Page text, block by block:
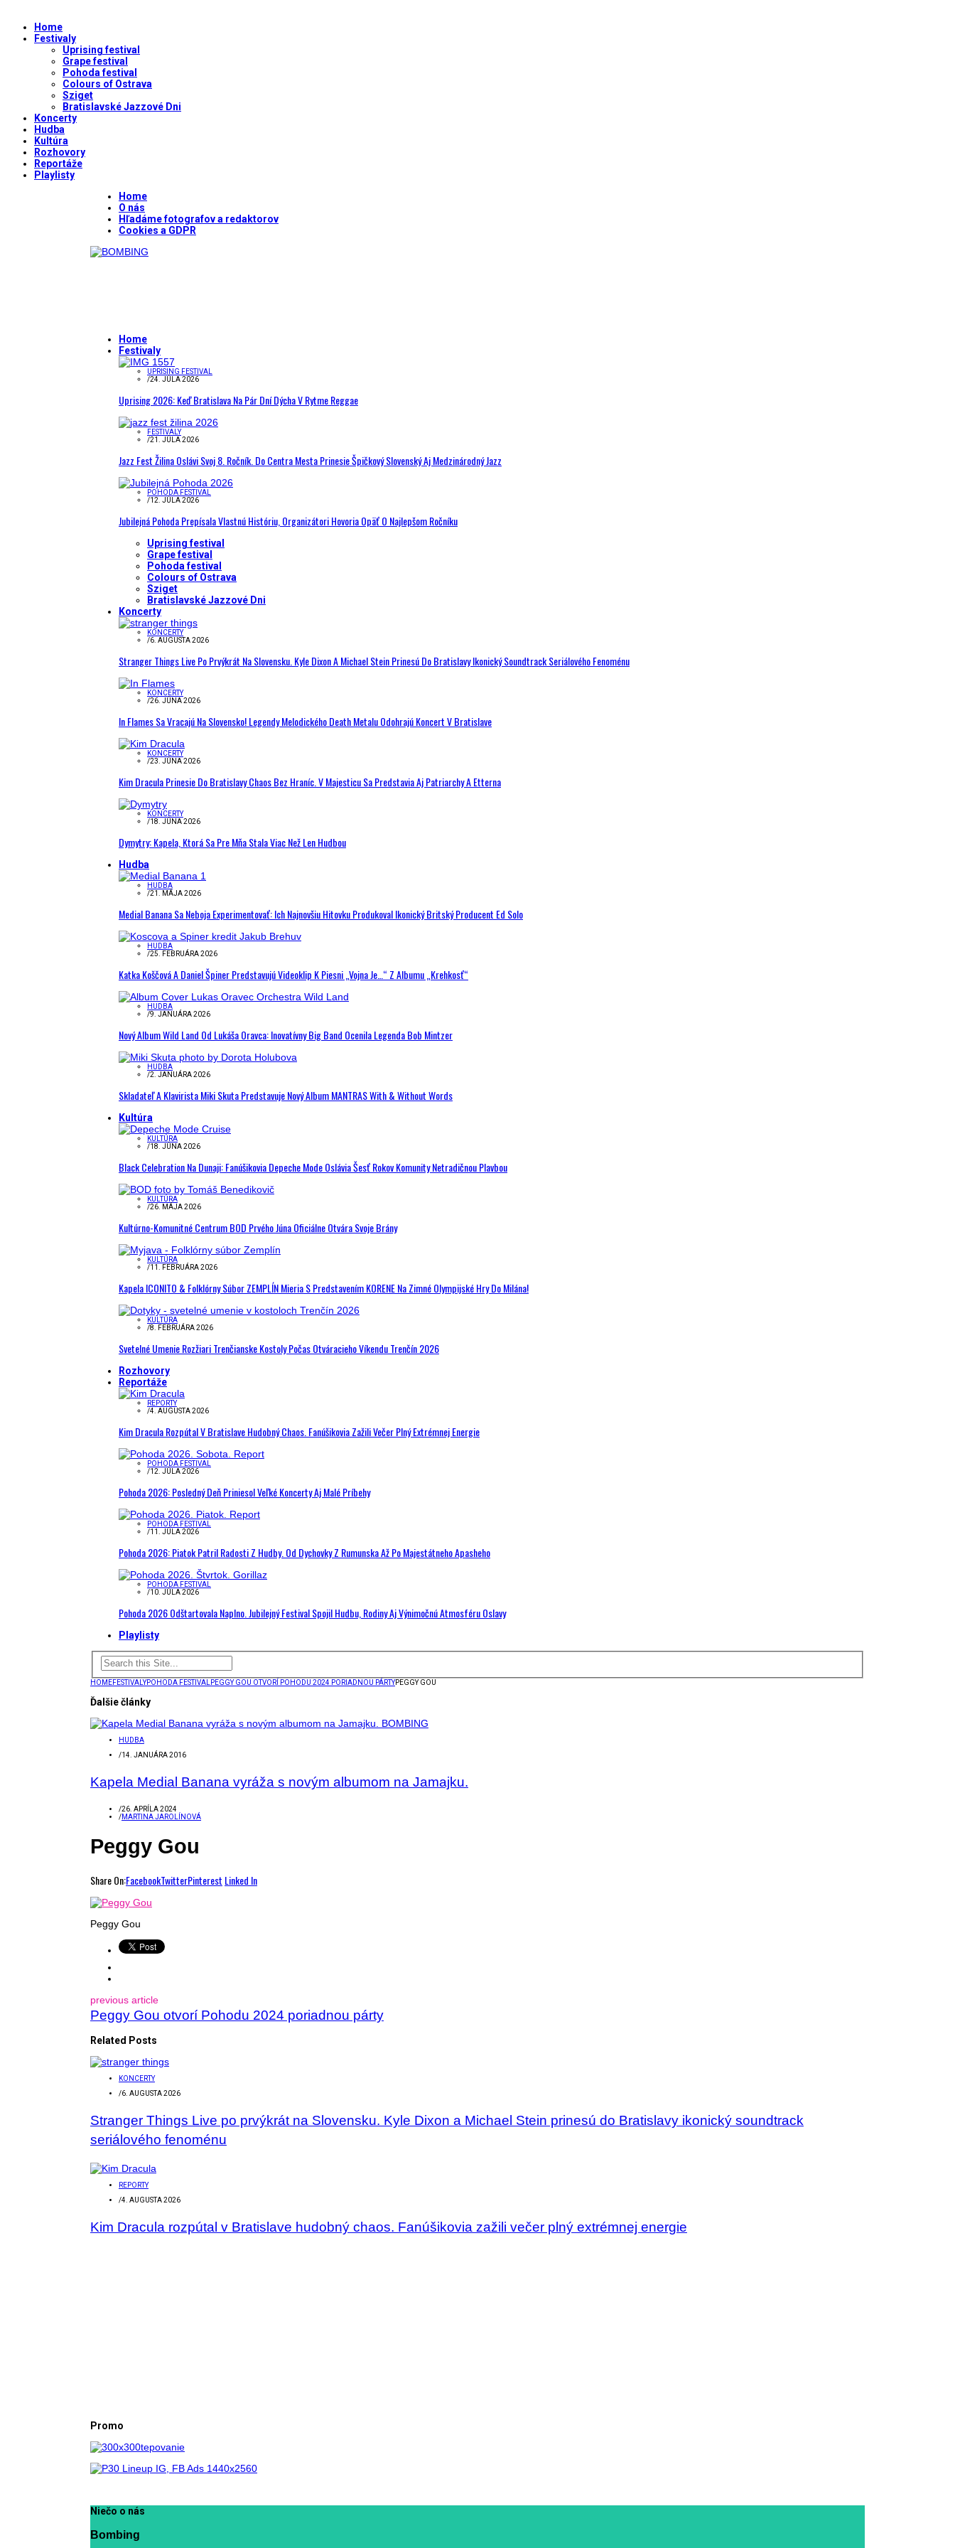
Home
Festivaly
Uprising festival
Grape festival
Pohoda festival
Colours of Ostrava
Sziget
Bratislavské Jazzové Dni
Koncerty
Hudba
Kultúra
Rozhovory
Reportáže
Playlisty
Home
O nás
Hľadáme fotografov a redaktorov
Cookies a GDPR
Home
Festivaly
UPRISING FESTIVAL
/24. JÚLA 2026
Uprising 2026: Keď Bratislava Na Pár Dní Dýcha V Rytme Reggae
FESTIVALY
/21. JÚLA 2026
Jazz Fest Žilina Oslávi Svoj 8. Ročník. Do Centra Mesta Prinesie Špičkový Slovenský Aj Medzinárodný Jazz
POHODA FESTIVAL
/12. JÚLA 2026
Jubilejná Pohoda Prepísala Vlastnú Históriu, Organizátori Hovoria Opäť O Najlepšom Ročníku
Uprising festival
Grape festival
Pohoda festival
Colours of Ostrava
Sziget
Bratislavské Jazzové Dni
Koncerty
KONCERTY
/6. AUGUSTA 2026
Stranger Things Live Po Prvýkrát Na Slovensku. Kyle Dixon A Michael Stein Prinesú Do Bratislavy Ikonický Soundtrack Seriálového Fenoménu
KONCERTY
/26. JÚNA 2026
In Flames Sa Vracajú Na Slovensko! Legendy Melodického Death Metalu Odohrajú Koncert V Bratislave
KONCERTY
/23. JÚNA 2026
Kim Dracula Prinesie Do Bratislavy Chaos Bez Hraníc. V Majesticu Sa Predstavia Aj Patriarchy A Etterna
KONCERTY
/18. JÚNA 2026
Dymytry: Kapela, Ktorá Sa Pre Mňa Stala Viac Než Len Hudbou
Hudba
HUDBA
/21. MÁJA 2026
Medial Banana Sa Neboja Experimentovať: Ich Najnovšiu Hitovku Produkoval Ikonický Britský Producent Ed Solo
HUDBA
/25. FEBRUÁRA 2026
Katka Koščová A Daniel Špiner Predstavujú Videoklip K Piesni „Vojna Je…“ Z Albumu „Krehkosť“
HUDBA
/9. JANUÁRA 2026
Nový Album Wild Land Od Lukáša Oravca: Inovatívny Big Band Ocenila Legenda Bob Mintzer
HUDBA
/2. JANUÁRA 2026
Skladateľ A Klavirista Miki Skuta Predstavuje Nový Album MANTRAS With & Without Words
Kultúra
KULTÚRA
/18. JÚNA 2026
Black Celebration Na Dunaji: Fanúšikovia Depeche Mode Oslávia Šesť Rokov Komunity Netradičnou Plavbou
KULTÚRA
/26. MÁJA 2026
Kultúrno-Komunitné Centrum BOD Prvého Júna Oficiálne Otvára Svoje Brány
KULTÚRA
/11. FEBRUÁRA 2026
Kapela ICONITO & Folklórny Súbor ZEMPLÍN Mieria S Predstavením KORENE Na Zimné Olympijské Hry Do Milána!
KULTÚRA
/8. FEBRUÁRA 2026
Svetelné Umenie Rozžiari Trenčianske Kostoly Počas Otváracieho Víkendu Trenčín 2026
Rozhovory
Reportáže
REPORTY
/4. AUGUSTA 2026
Kim Dracula Rozpútal V Bratislave Hudobný Chaos. Fanúšikovia Zažili Večer Plný Extrémnej Energie
POHODA FESTIVAL
/12. JÚLA 2026
Pohoda 2026: Posledný Deň Priniesol Veľké Koncerty Aj Malé Príbehy
POHODA FESTIVAL
/11. JÚLA 2026
Pohoda 2026: Piatok Patril Radosti Z Hudby. Od Dychovky Z Rumunska Až Po Majestátneho Apasheho
POHODA FESTIVAL
/10. JÚLA 2026
Pohoda 2026 Odštartovala Naplno. Jubilejný Festival Spojil Hudbu, Rodiny Aj Výnimočnú Atmosféru Oslavy
Playlisty
HOMEFESTIVALYPOHODA FESTIVAL PEGGY GOU OTVORÍ POHODU 2024 PORIADNOU PÁRTYPEGGY GOU
Ďalšie články
HUDBA
/14. JANUÁRA 2016
Kapela Medial Banana vyráža s novým albumom na Jamajku.
/26. APRÍLA 2024
/MARTINA JAROLÍNOVÁ
Peggy Gou
Share On:FacebookTwitterPinterest Linked In
Peggy Gou
previous article
Peggy Gou otvorí Pohodu 2024 poriadnou párty
Related Posts
KONCERTY
/6. AUGUSTA 2026
Stranger Things Live po prvýkrát na Slovensku. Kyle Dixon a Michael Stein prinesú do Bratislavy ikonický soundtrack
seriálového fenoménu
REPORTY
/4. AUGUSTA 2026
Kim Dracula rozpútal v Bratislave hudobný chaos. Fanúšikovia zažili večer plný extrémnej energie
Promo
Niečo o nás
Bombing